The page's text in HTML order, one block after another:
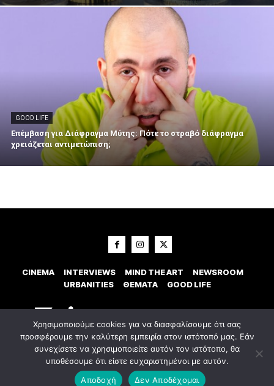
GOOD LIFE
Επέμβαση για Διάφραγμα Μύτης: Πότε το στραβό διάφραγμα
χρειάζεται αντιμετώπιση;
CINEMA INTERVIEWS MIND THE ART
NEWSROOM
URBANITIES
ΘΕΜΑΤΑ GOOD LIFE
© 2023 Εxostispress - All right reserved. Κατασκευή Ιστοσελίδας
digital agency
Οροι χρήσης
Χρησιμοποιούμε cookies για να διασφαλίσουμε ότι σας
προσφέρουμε την καλύτερη εμπειρία στον ιστότοπό μας. Εάν
συνεχίσετε να χρησιμοποιείτε αυτόν τον ιστότοπο, θα
υποθέσουμε ότι είστε ευχαριστημένοι με αυτόν.
Αποδοχή
Δεν Αποδέχομαι